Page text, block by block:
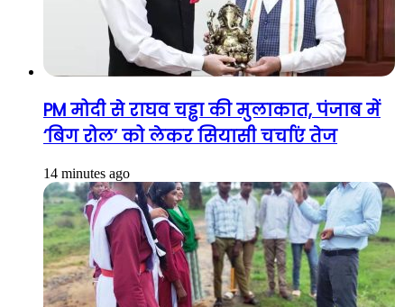
PM मोदी से राघव चड्ढा की मुलाकात, पंजाब में
‘बिग रोल’ को लेकर सियासी चर्चाएं तेज
14 minutes ago